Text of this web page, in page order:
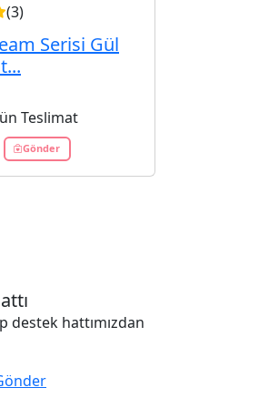
(3)
Serisi Gül
Teslimat
Gönder
destek hattımızdan